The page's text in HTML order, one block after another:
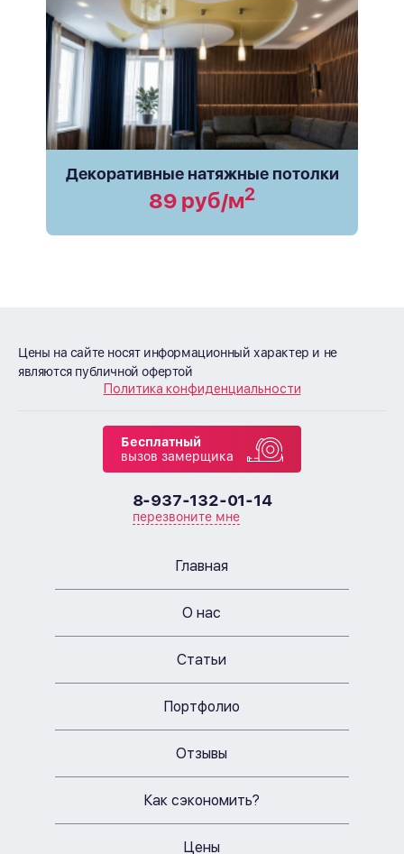
Декоративные натяжные потолки
89 руб/м2
Цены на сайте носят информационный характер и не
являются публичной офертой
Политика конфиденциальности
Бесплатный
вызов замерщика
8-937-132-01-14
перезвоните мне
Главная
О нас
Статьи
Портфолио
Отзывы
Как сэкономить?
Цены